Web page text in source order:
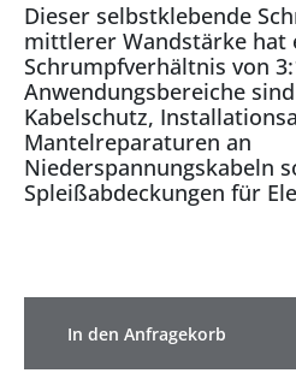
Dieser selbstklebende
mittlerer Wandstärke hat
Schrumpfverhältnis von
Anwendungsbereiche
Kabelschutz,
Mantelreparaturen an
Niederspannungskabeln
Spleißabdeckungen für
In den Anfragekorb